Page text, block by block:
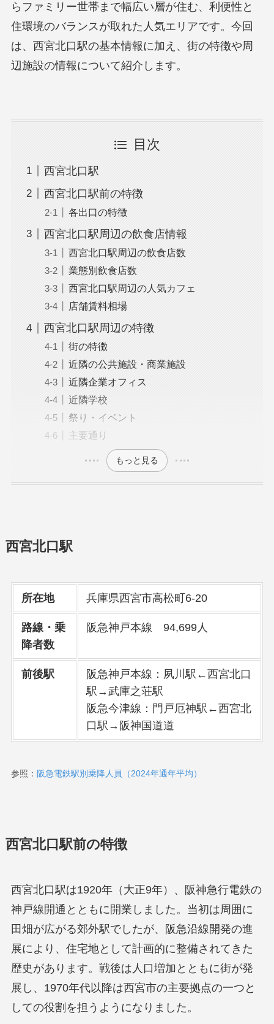
らファミリー世帯まで幅広い層が住む、利便性と
住環境のバランスが取れた人気エリアです。今回
は、西宮北口駅の基本情報に加え、街の特徴や周
辺施設の情報について紹介します。
目次
西宮北口駅
西宮北口駅前の特徴
各出口の特徴
西宮北口駅周辺の飲食店情報
西宮北口駅周辺の飲食店数
業態別飲食店数
西宮北口駅周辺の人気カフェ
店舗賃料相場
西宮北口駅周辺の特徴
街の特徴
近隣の公共施設・商業施設
近隣企業オフィス
近隣学校
祭り・イベント
主要通り
もっと見る
西宮北口駅
所在地 兵庫県西宮市高松町6-20
路線・乗
降者数
阪急神戸本線 94,699人
前後駅
阪急神戸本線：夙川駅←西宮北口
駅→武庫之荘駅
阪急今津線：門戸厄神駅←西宮北
口駅→阪神国道道
参照： 阪急電鉄駅別乗降人員（2024年通年平均）
西宮北口駅前の特徴
西宮北口駅は1920年（大正9年）、阪神急行電鉄の
神戸線開通とともに開業しました。当初は周囲に
田畑が広がる郊外駅でしたが、阪急沿線開発の進
展により、住宅地として計画的に整備されてきた
歴史があります。戦後は人口増加とともに街が発
展し、1970年代以降は西宮市の主要拠点の一つと
しての役割を担うようになりました。